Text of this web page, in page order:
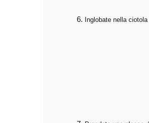
Inglobate nella